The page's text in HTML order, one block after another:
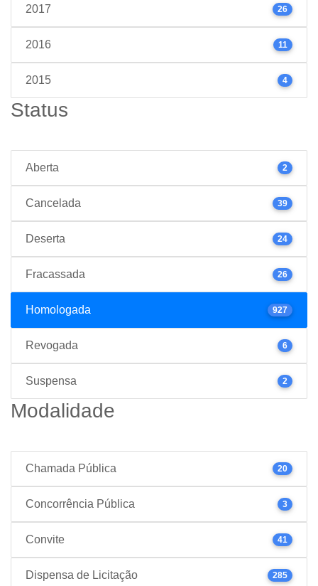
2017 26
2016 11
2015 4
Status
Aberta 2
Cancelada 39
Deserta 24
Fracassada 26
Homologada 927
Revogada 6
Suspensa 2
Modalidade
Chamada Pública 20
Concorrência Pública 3
Convite 41
Dispensa de Licitação 285